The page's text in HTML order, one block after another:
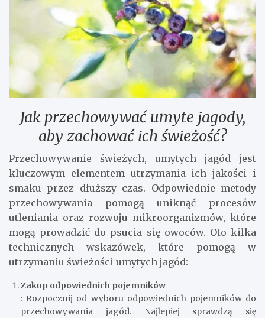
Jak przechowywać umyte jagody,
aby zachować ich świeżość?
Przechowywanie świeżych, umytych jagód jest
kluczowym elementem utrzymania ich jakości i
smaku przez dłuższy czas. Odpowiednie metody
przechowywania pomogą uniknąć procesów
utleniania oraz rozwoju mikroorganizmów, które
mogą prowadzić do psucia się owoców. Oto kilka
technicznych wskazówek, które pomogą w
utrzymaniu świeżości umytych jagód:
Zakup odpowiednich pojemników
: Rozpocznij od wyboru odpowiednich pojemników do
przechowywania jagód. Najlepiej sprawdzą się